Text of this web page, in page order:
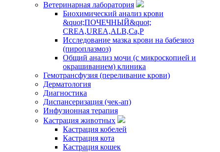
Ветеринарная лаборатория
Биохимический анализ крови
&quot;ПОЧЕЧНЫЙ&quot;
CREA,UREA,ALB,Ca,P
Исследование мазка крови на бабезиоз
(пироплазмоз)
Общий анализ мочи (с микроскопией и
окрашиванием) клиника
Гемотрансфузия (переливание крови)
Дерматология
Диагностика
Диспансеризация (чек-ап)
Инфузионная терапия
Кастрация животных
Кастрация кобелей
Кастрация кота
Кастрация кошек